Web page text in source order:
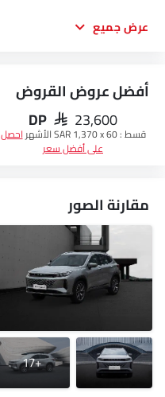
عرض جميع
أفضل عروض القروض
DP SAR 23,600
قسط :SAR 1,370 x 60 الأشهر احصل
على أفضل سعر
مقارنة الصور
+17